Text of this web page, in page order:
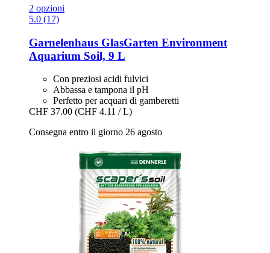
2 opzioni
5.0 (17)
Garnelenhaus GlasGarten Environment
Aquarium Soil, 9 L
Con preziosi acidi fulvici
Abbassa e tampona il pH
Perfetto per acquari di gamberetti
CHF 37.00 (CHF 4.11 / L)
Consegna entro il giorno 26 agosto